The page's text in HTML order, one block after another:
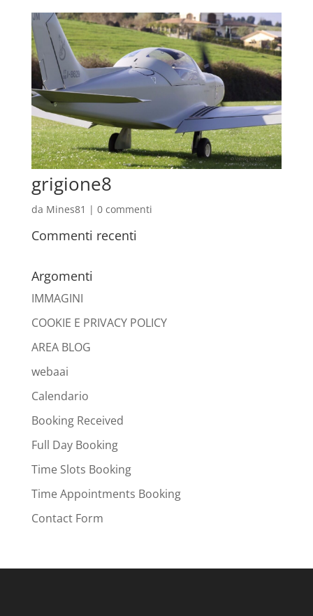
grigione8
da Mines81 | 0 commenti
Commenti recenti
Argomenti
IMMAGINI
COOKIE E PRIVACY POLICY
AREA BLOG
webaai
Calendario
Booking Received
Full Day Booking
Time Slots Booking
Time Appointments Booking
Contact Form